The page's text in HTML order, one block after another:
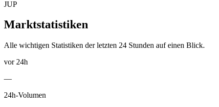
JUP
Marktstatistiken
Alle wichtigen Statistiken der letzten 24 Stunden auf einen Blick.
vor 24h
—
24h-Volumen